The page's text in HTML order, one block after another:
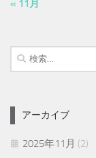
« 11月
検
索:
アーカイブ
2025年11月 (2)